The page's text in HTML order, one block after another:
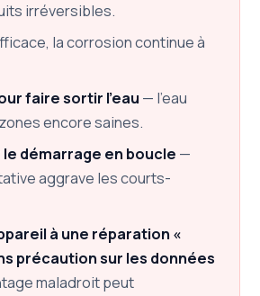
irréversibles.
la corrosion continue à
faire sortir l'eau — l'eau
encore saines.
démarrage en boucle —
aggrave les courts-
à une réparation «
précaution sur les données
maladroit peut